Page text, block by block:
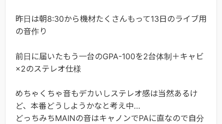
昨日は朝8:30から機材たくさんもって13日のライブ用
の音作り
前日に届いたもう一台のGPA-100を2台体制＋キャビ
×2のステレオ仕様
めちゃくちゃ音もデカいしステレオ感は当然あるけ
ど、本番どうしようかなと考え中…
どっちみちMAINの音はキャノンでPAに直なので自分